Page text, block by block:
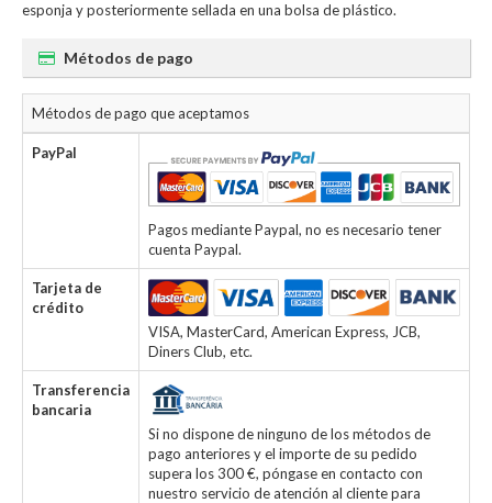
esponja y posteriormente sellada en una bolsa de plástico.
Métodos de pago
Métodos de pago que aceptamos
PayPal
Pagos mediante Paypal, no es necesario tener
cuenta Paypal.
Tarjeta de
crédito
VISA, MasterCard, American Express, JCB,
Diners Club, etc.
Transferencia
bancaria
Si no dispone de ninguno de los métodos de
pago anteriores y el importe de su pedido
supera los 300 €, póngase en contacto con
nuestro servicio de atención al cliente para